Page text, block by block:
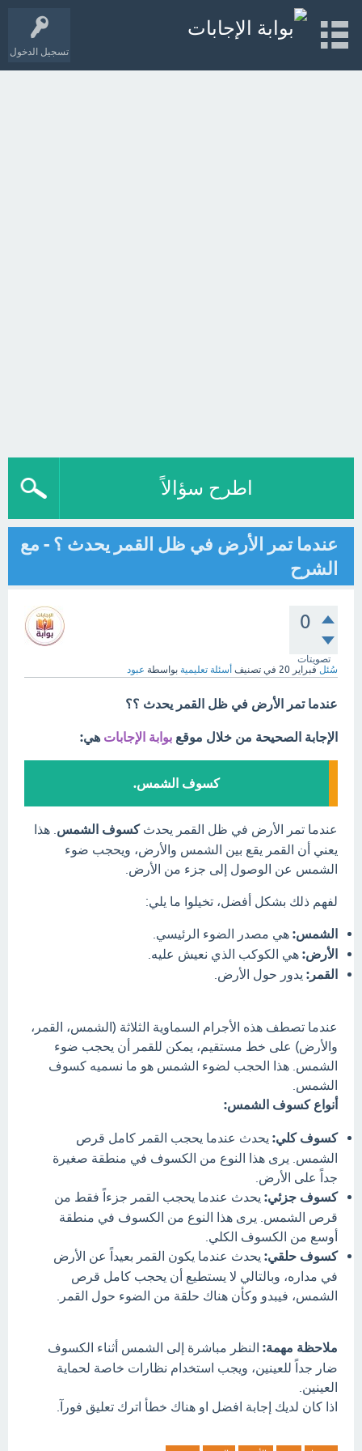
تسجيل الدخول
اطرح سؤالاً
عندما تمر الأرض في ظل القمر يحدث ؟ - مع
الشرح
0
تصويتات
سُئل فبراير 20 في تصنيف أسئلة تعليمية بواسطة عبود
عندما تمر الأرض في ظل القمر يحدث ؟؟
الإجابة الصحيحة من خلال موقع بوابة الإجابات هي:
كسوف الشمس.
عندما تمر الأرض في ظل القمر يحدثكسوف الشمس . هذا
يعني أن القمر يقع بين الشمس والأرض، ويحجب ضوء
الشمس عن الوصول إلى جزء من الأرض.
لفهم ذلك بشكل أفضل، تخيلوا ما يلي:
الشمس: هي مصدر الضوء الرئيسي.
الأرض: هي الكوكب الذي نعيش عليه.
القمر: يدور حول الأرض.
عندما تصطف هذه الأجرام السماوية الثلاثة (الشمس، القمر،
والأرض) على خط مستقيم، يمكن للقمر أن يحجب ضوء
الشمس. هذا الحجب لضوء الشمس هو ما نسميه كسوف
الشمس.
أنواع كسوف الشمس:
كسوف كلي: يحدث عندما يحجب القمر كامل قرص
الشمس. يرى هذا النوع من الكسوف في منطقة صغيرة
جداً على الأرض.
كسوف جزئي: يحدث عندما يحجب القمر جزءاً فقط من
قرص الشمس. يرى هذا النوع من الكسوف في منطقة
أوسع من الكسوف الكلي.
كسوف حلقي: يحدث عندما يكون القمر بعيداً عن الأرض
في مداره، وبالتالي لا يستطيع أن يحجب كامل قرص
الشمس، فيبدو وكأن هناك حلقة من الضوء حول القمر.
ملاحظة مهمة: النظر مباشرة إلى الشمس أثناء الكسوف
ضار جداً للعينين، ويجب استخدام نظارات خاصة لحماية
العينين.
اذا كان لديك إجابة افضل او هناك خطأ اترك تعليق فورآ.